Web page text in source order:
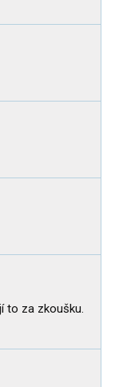
to za zkoušku.